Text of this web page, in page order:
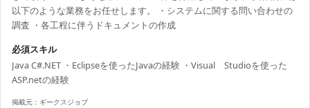
以下のような業務をお任せします。 ・システムに関する問い合わせの
調査 ・各工程に伴うドキュメントの作成
必須スキル
Java C#.NET ・Eclipseを使ったJavaの経験 ・Visual Studioを使った
ASP.netの経験
掲載元： ギークスジョブ